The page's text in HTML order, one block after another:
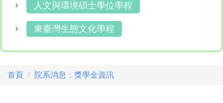
人文與環境碩士學位學程
東臺灣生態文化學程
首頁 院系消息：獎學金資訊